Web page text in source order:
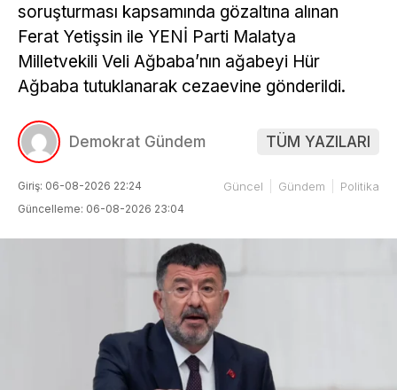
soruşturması kapsamında gözaltına alınan
Ferat Yetişsin ile YENİ Parti Malatya
Milletvekili Veli Ağbaba’nın ağabeyi Hür
Ağbaba tutuklanarak cezaevine gönderildi.
Demokrat Gündem TÜM YAZILARI
Giriş: 06-08-2026 22:24
Güncelleme: 06-08-2026 23:04
Güncel Gündem Politika